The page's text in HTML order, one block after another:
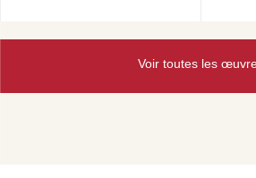
Voir toutes les